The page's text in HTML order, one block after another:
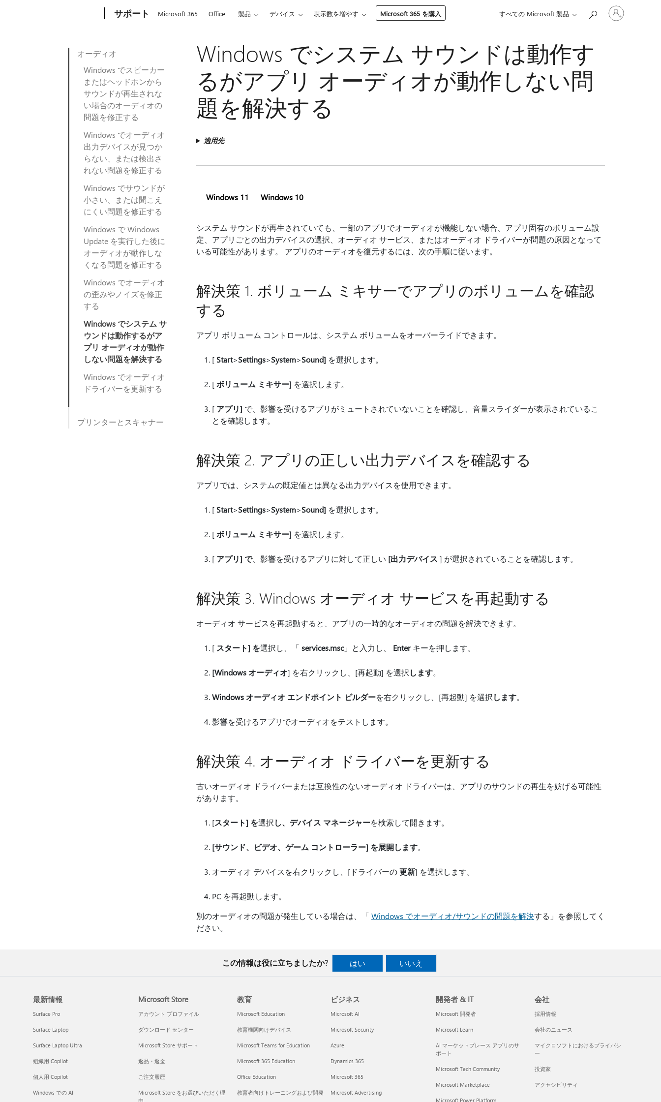
サポート Microsoft 365 Office 製品 デバイス 表示数を増やす Microsoft 365 を購入 すべての Microsoft 製品
カ
オーディオ
Windows でスピーカー
またはヘッドホンから
サウンドが再生されな
い場合のオーディオの
問題を修正する
Windows でオーディオ
出力デバイスが見つか
らない、または検出さ
れない問題を修正する
Windows でサウンドが
小さい、または聞こえ
にくい問題を修正する
Windows で Windows
Update を実行した後に
オーディオが動作しな
くなる問題を修正する
Windows でオーディオ
の歪みやノイズを修正
する
Windows でシステム サ
ウンドは動作するがア
プリ オーディオが動作
しない問題を解決する
Windows でオーディオ
ドライバーを更新する
プリンターとスキャナー
Windows でシステム サウンドは動作す
るがアプリ オーディオが動作しない問
題を解決する
適用先
Windows 11 Windows 10
システム サウンドが再生されていても、一部のアプリでオーディオが機能しない場合、アプリ固有のボリューム設
定、アプリごとの出力デバイスの選択、オーディオ サービス、またはオーディオ ドライバーが問題の原因となって
いる可能性があります。 アプリのオーディオを復元するには、次の手順に従います。
解決策 1. ボリューム ミキサーでアプリのボリュームを確認
する
アプリ ボリューム コントロールは、システム ボリュームをオーバーライドできます。
[ Start>Settings>System>Sound] を選択します。
[ボリューム ミキサー] を選択します。
[ アプリ] で、影響を受けるアプリがミュートされていないことを確認し、音量スライダーが表示されているこ
とを確認します。
解決策 2. アプリの正しい出力デバイスを確認する
アプリでは、システムの既定値とは異なる出力デバイスを使用できます。
[ Start>Settings>System>Sound] を選択します。
[ボリューム ミキサー] を選択します。
[ アプリ] で、影響を受けるアプリに対して正しい [出力デバイス ] が選択されていることを確認します。
解決策 3. Windows オーディオ サービスを再起動する
オーディオ サービスを再起動すると、アプリの一時的なオーディオの問題を解決できます。
[ スタート] を選択し、「 services.msc」と入力し、 Enterキーを押します。
[Windows オーディオ] を右クリックし、[再起動] を選択します。
Windows オーディオ エンドポイント ビルダーを右クリックし、[再起動] を選択します。
影響を受けるアプリでオーディオをテストします。
解決策 4. オーディオ ドライバーを更新する
古いオーディオ ドライバーまたは互換性のないオーディオ ドライバーは、アプリのサウンドの再生を妨げる可能性
があります。
[スタート] を選択し、デバイス マネージャーを検索して開きます。
[サウンド、ビデオ、ゲーム コントローラー] を展開します。
オーディオ デバイスを右クリックし、[ドライバーの更新] を選択します。
PC を再起動します。
別のオーディオの問題が発生している場合は、「 Windows でオーディオ/サウンドの問題を解決する」を参照してく
ださい。
この情報は役に立ちましたか? はい いいえ
最新情報
Surface Pro
Surface Laptop
Surface Laptop Ultra
組織用 Copilot
個人用 Copilot
Windows での AI
Microsoft Store
アカウント プロファイル
ダウンロード センター
Microsoft Store サポート
返品・返金
ご注文履歴
Microsoft Store をお選びいただく理
由
教育
Microsoft Education
教育機関向けデバイス
Microsoft Teams for Education
Microsoft 365 Education
Office Education
教育者向けトレーニングおよび開発
ビジネス
Microsoft AI
Microsoft Security
Azure
Dynamics 365
Microsoft 365
Microsoft Advertising
開発者 & IT
Microsoft 開発者
Microsoft Learn
AI マーケットプレース アプリのサ
ポート
Microsoft Tech Community
Microsoft Marketplace
Microsoft Power Platform
会社
採用情報
会社のニュース
マイクロソフトにおけるプライバシ
ー
投資家
アクセシビリティ